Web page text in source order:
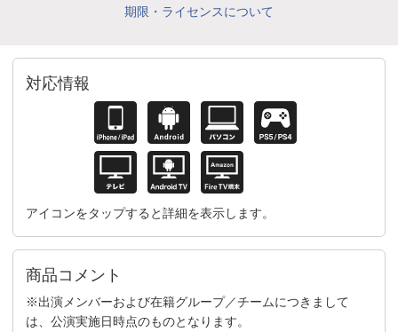
期限・ライセンスについて
対応情報
アイコンをタップすると詳細を表示します。
商品コメント
※出演メンバーおよび在籍グループ／チームにつきまして
は、公演実施日時点のものとなります。